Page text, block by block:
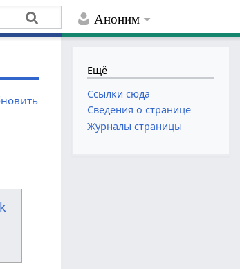
Аноним
Ещё
Ссылки сюда
Сведения о странице
Журналы страницы